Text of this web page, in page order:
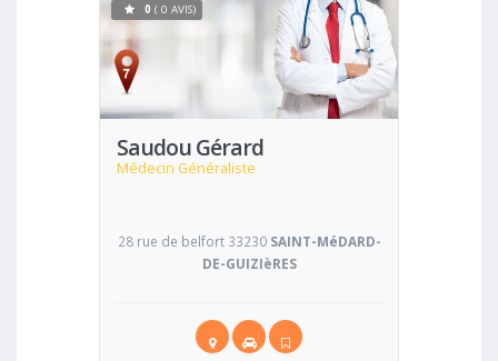
Saudou Gérard
Médecin Généraliste
Voir
0 ( 0 AVIS)
28 rue de belfort 33230 SAINT-MéDARD-
DE-GUIZIèRES